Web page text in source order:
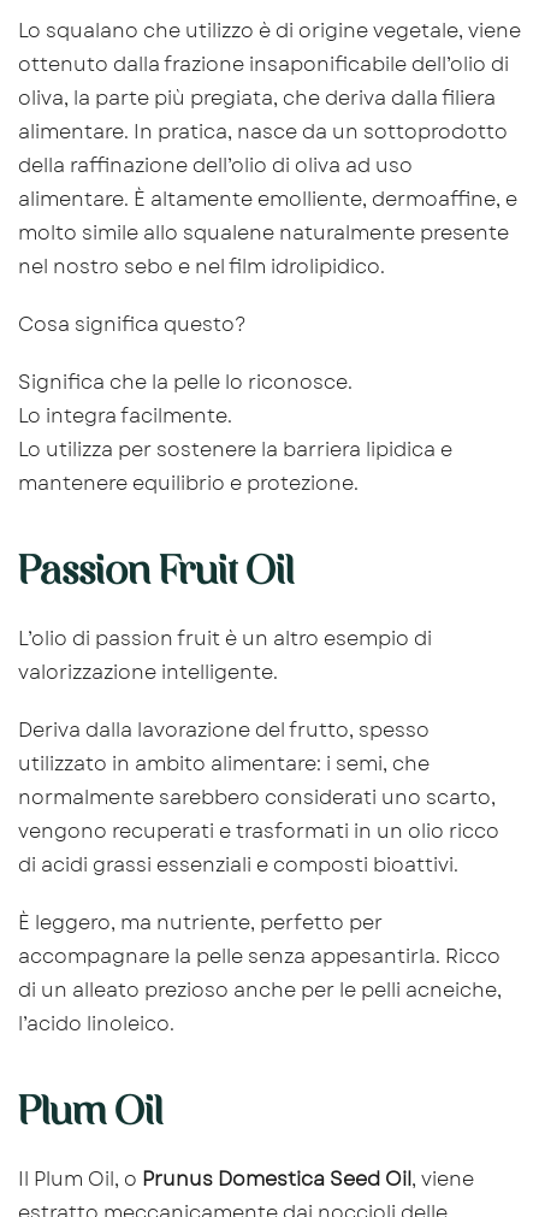
Lo squalano che utilizzo è di origine vegetale, viene
ottenuto dalla frazione insaponificabile dell’olio di
oliva, la parte più pregiata, che deriva dalla filiera
alimentare. In pratica, nasce da un sottoprodotto
della raffinazione dell’olio di oliva ad uso
alimentare. È altamente emolliente, dermoaffine, e
molto simile allo squalene naturalmente presente
nel nostro sebo e nel film idrolipidico.
Cosa significa questo?
Significa che la pelle lo riconosce.
Lo integra facilmente.
Lo utilizza per sostenere la barriera lipidica e
mantenere equilibrio e protezione.
Passion Fruit Oil
L’olio di passion fruit è un altro esempio di
valorizzazione intelligente.
Deriva dalla lavorazione del frutto, spesso
utilizzato in ambito alimentare: i semi, che
normalmente sarebbero considerati uno scarto,
vengono recuperati e trasformati in un olio ricco
di acidi grassi essenziali e composti bioattivi.
È leggero, ma nutriente, perfetto per
accompagnare la pelle senza appesantirla. Ricco
di un alleato prezioso anche per le pelli acneiche,
l’acido linoleico.
Plum Oil
Il Plum Oil, o Prunus Domestica Seed Oil, viene